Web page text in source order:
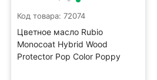
Код товара: 72074
Цветное масло Rubio
Monocoat Hybrid Wood
Protector Pop Color Poppy